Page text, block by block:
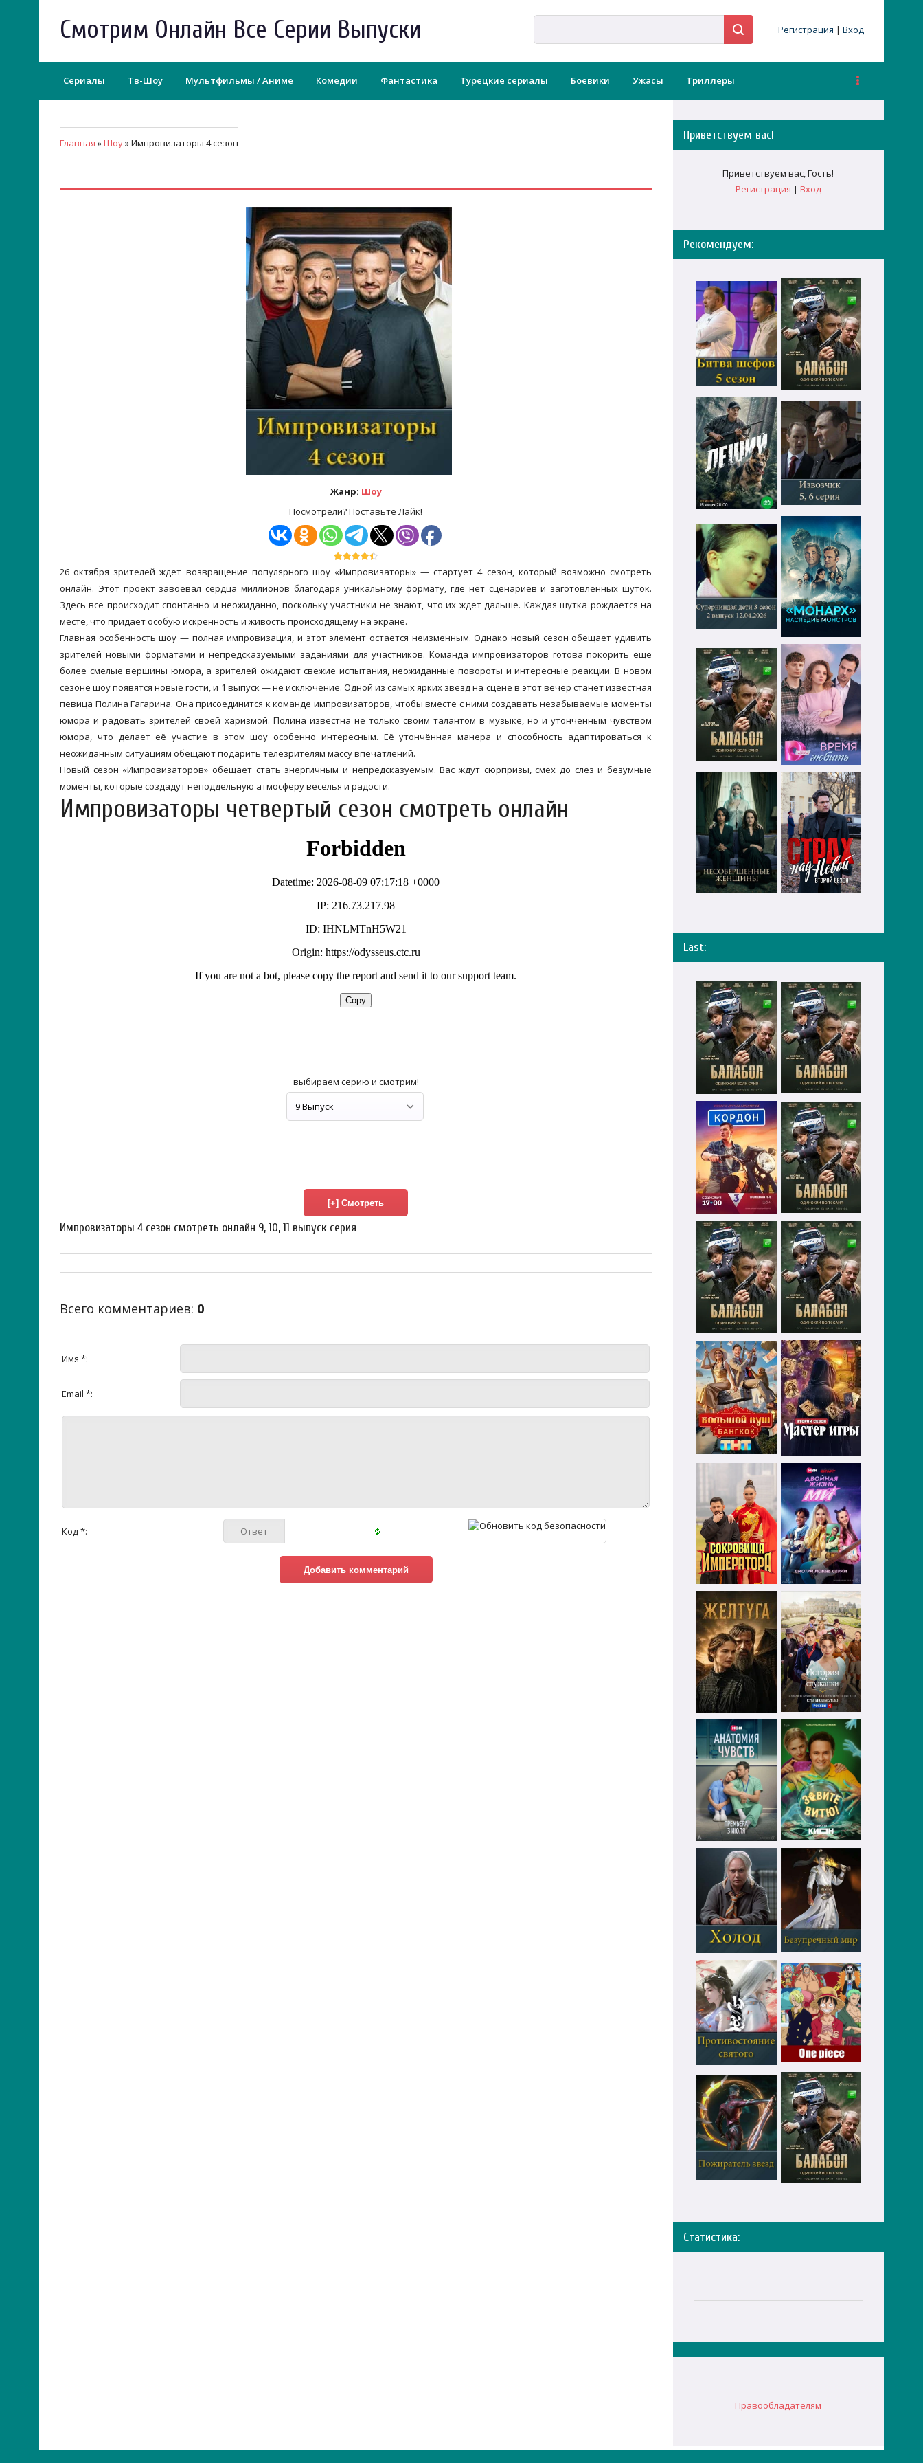
Смотрим Онлайн Все Серии Выпуски Регистрация | Вход
Сериалы Тв-Шоу Мультфильмы / Аниме Комедии Фантастика Турецкие сериалы Боевики Ужасы Триллеры
Главная »Шоу» Импровизаторы 4 сезон
Жанр: Шоу
Посмотрели? Поставьте Лайк!
26 октября зрителей ждет возвращение популярного шоу «Импровизаторы» — стартует 4 сезон, который возможно смотреть
онлайн. Этот проект завоевал сердца миллионов благодаря уникальному формату, где нет сценариев и заготовленных шуток.
Здесь все происходит спонтанно и неожиданно, поскольку участники не знают, что их ждет дальше. Каждая шутка рождается на
месте, что придает особую искренность и живость происходящему на экране.
Главная особенность шоу — полная импровизация, и этот элемент остается неизменным. Однако новый сезон обещает удивить
зрителей новыми форматами и непредсказуемыми заданиями для участников. Команда импровизаторов готова покорить еще
более смелые вершины юмора, а зрителей ожидают свежие испытания, неожиданные повороты и интересные реакции. В новом
сезоне шоу появятся новые гости, и 1 выпуск — не исключение. Одной из самых ярких звезд на сцене в этот вечер станет известная
певица Полина Гагарина. Она присоединится к команде импровизаторов, чтобы вместе с ними создавать незабываемые моменты
юмора и радовать зрителей своей харизмой. Полина известна не только своим талантом в музыке, но и утонченным чувством
юмора, что делает её участие в этом шоу особенно интересным. Её утончённая манера и способность адаптироваться к
неожиданным ситуациям обещают подарить телезрителям массу впечатлений.
Новый сезон «Импровизаторов» обещает стать энергичным и непредсказуемым. Вас ждут сюрпризы, смех до слез и безумные
моменты, которые создадут неподдельную атмосферу веселья и радости.
Импровизаторы четвертый сезон смотреть онлайн
выбираем серию и смотрим!
Импровизаторы 4 сезон смотреть онлайн 9, 10, 11 выпуск серия
Всего комментариев: 0
Имя *:
Email *:
Код *:
Приветствуем вас!
Приветствуем вас,Гость!
Регистрация | Вход
Рекомендуем:
Last:
Статистика:
Правообладателям